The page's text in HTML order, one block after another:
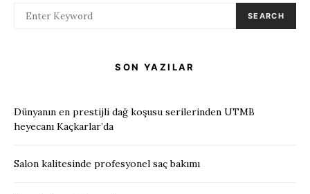
SEARCH
SON YAZILAR
Dünyanın en prestijli dağ koşusu serilerinden UTMB
heyecanı Kaçkarlar’da
Salon kalitesinde profesyonel saç bakımı